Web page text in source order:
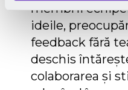
membrii
ideile,
feedback fără
deschis
colaborarea și